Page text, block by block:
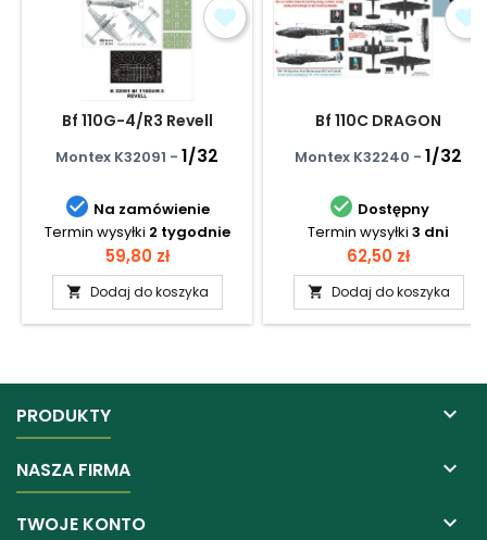
Bf 110G-4/R3 Revell
Montex K32091 - 1/32
 Na zamówienie
Termin wysyłki 2 tygodnie
Cena
59,80 zł
 Dodaj do koszyka
Bf 110C DRAGON
Montex K32240 - 1/32
 Dostępny
Termin wysyłki 3 dni
Cena
62,50 zł
 Dodaj do koszyka
PRODUKTY 
NASZA FIRMA 
TWOJE KONTO 